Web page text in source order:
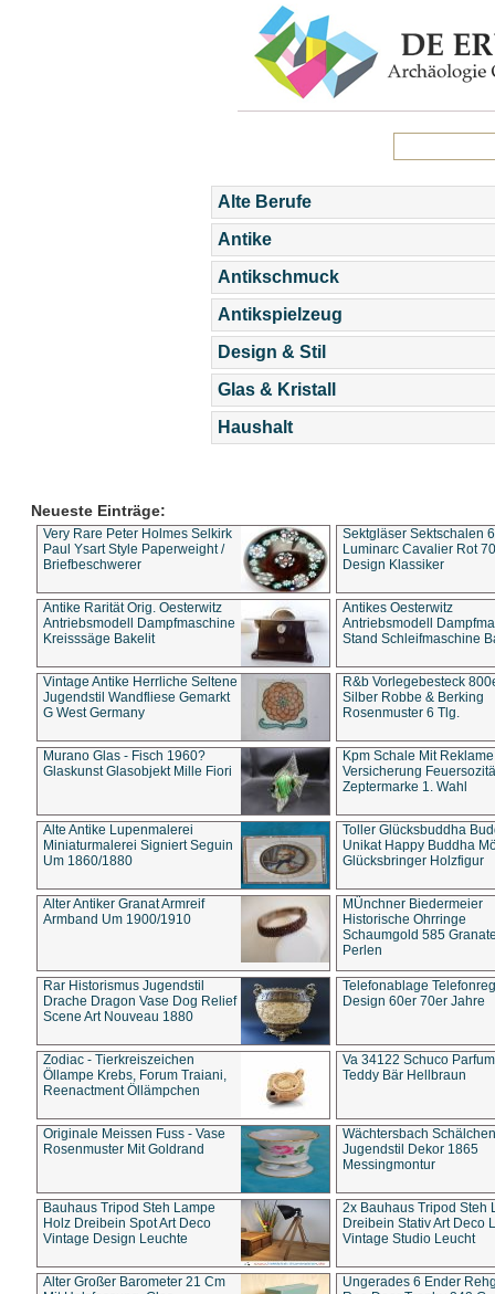
Alte Berufe
Antike
Antikschmuck
Antikspielzeug
Design & Stil
Glas & Kristall
Haushalt
Neueste Einträge:
Very Rare Peter Holmes Selkirk
Paul Ysart Style Paperweight /
Briefbeschwerer
Sektgläser Sektschalen
Luminarc Cavalier Rot
Design Klassiker
Antike Rarität Orig. Oesterwitz
Antriebsmodell Dampfmaschine
Kreisssäge Bakelit
Antikes Oesterwitz
Antriebsmodell
Stand Schleifmaschine
Vintage Antike Herrliche Seltene
Jugendstil Wandfliese Gemarkt
G West Germany
R&b Vorlegebesteck
Silber Robbe & Berking
Rosenmuster 6 Tlg.
Murano Glas - Fisch 1960?
Glaskunst Glasobjekt Mille Fiori
Kpm Schale Mit Reklame
Versicherung
Zeptermarke 1. Wahl
Alte Antike Lupenmalerei
Miniaturmalerei Signiert Seguin
Um 1860/1880
Toller Glücksbuddha
Unikat Happy Buddha
Glücksbringer Holzfigur
Alter Antiker Granat Armreif
Armband Um 1900/1910
MÜnchner Biedermeier
Historische Ohrringe
Schaumgold 585
Perlen
Rar Historismus Jugendstil
Drache Dragon Vase Dog Relief
Scene Art Nouveau 1880
Telefonablage
Design 60er 70er Jahre
Zodiac - Tierkreiszeichen
Öllampe Krebs, Forum Traiani,
Reenactment Öllämpchen
Va 34122 Schuco
Teddy Bär Hellbraun
Originale Meissen Fuss - Vase
Rosenmuster Mit Goldrand
Wächtersbach Schälchen
Jugendstil Dekor 1865
Messingmontur
Bauhaus Tripod Steh Lampe
Holz Dreibein Spot Art Deco
Vintage Design Leuchte
2x Bauhaus Tripod Steh
Dreibein Stativ Art Deco
Vintage Studio Leucht
Alter Großer Barometer 21 Cm
Ungerades 6 Ender